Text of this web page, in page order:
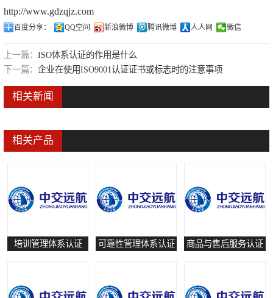
http://www.gdzqjz.com
百度分享： QQ空间 新浪微博 腾讯微博 人人网 微信
上一篇： ISO体系认证的作用是什么
下一篇： 企业在使用ISO9001认证证书或标志时的注意事项
相关新闻
相关产品
培训管理体系认证 可靠性管理体系认证 商品与售后服务认证
培训管理体系认证